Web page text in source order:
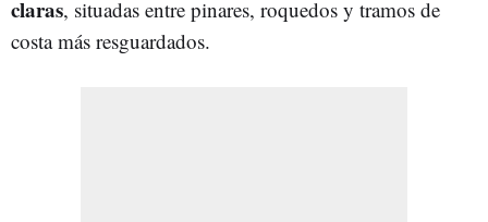
claras, situadas entre pinares, roquedos y tramos de
costa más resguardados.